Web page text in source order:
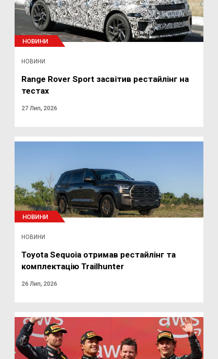
НОВИНИ
НОВИНИ
Range Rover Sport засвітив рестайлінг на
тестах
27 Лип, 2026
НОВИНИ
НОВИНИ
Toyota Sequoia отримав рестайлінг та
комплектацію Trailhunter
26 Лип, 2026